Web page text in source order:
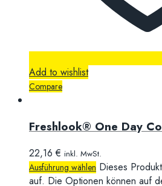
Add to wishlist
Compare
Freshlook® One Day
22,16€ inkl. MwSt.
Ausführung wählen Dieses
auf. Die Optionen können auf